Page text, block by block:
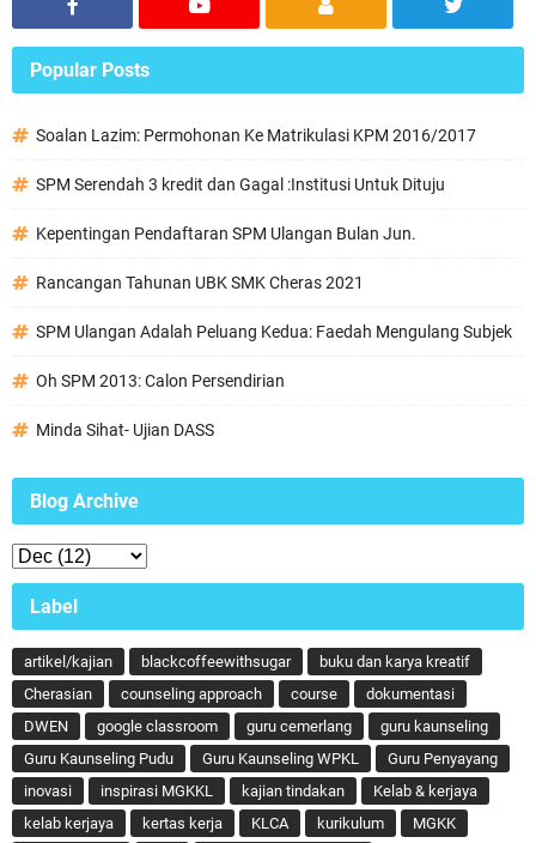
Popular Posts
Soalan Lazim: Permohonan Ke Matrikulasi KPM 2016/2017
SPM Serendah 3 kredit dan Gagal :Institusi Untuk Dituju
Kepentingan Pendaftaran SPM Ulangan Bulan Jun.
Rancangan Tahunan UBK SMK Cheras 2021
SPM Ulangan Adalah Peluang Kedua: Faedah Mengulang Subjek
Oh SPM 2013: Calon Persendirian
Minda Sihat- Ujian DASS
Blog Archive
Label
artikel/kajian blackcoffeewithsugar
buku dan karya kreatif
Cherasian
counseling approach course
dokumentasi
DWEN
google classroom guru cemerlang
guru kaunseling
Guru Kaunseling Pudu
Guru Kaunseling WPKL
Guru Penyayang
inovasi
inspirasi MGKKL kajian tindakan
Kelab & kerjaya
kelab kerjaya
kertas kerja KLCA kurikulum
MGKK